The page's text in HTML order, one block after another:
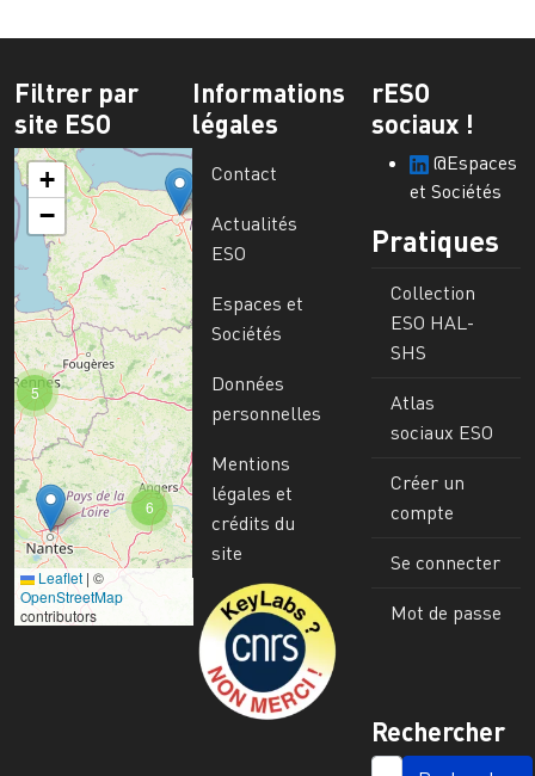
Filtrer par
site ESO
6
5
+
−
Leaflet | ©
OpenStreetMap
contributors
Informations
légales
Contact
Actualités
ESO
Espaces et
Sociétés
Données
personnelles
Mentions
légales et
crédits du
site
Image
rESO
sociaux !
@Espaces
et Sociétés
Pratiques
Collection
ESO HAL-
SHS
Atlas
sociaux ESO
Créer un
compte
Se connecter
Mot de passe
Rechercher
SEARCH